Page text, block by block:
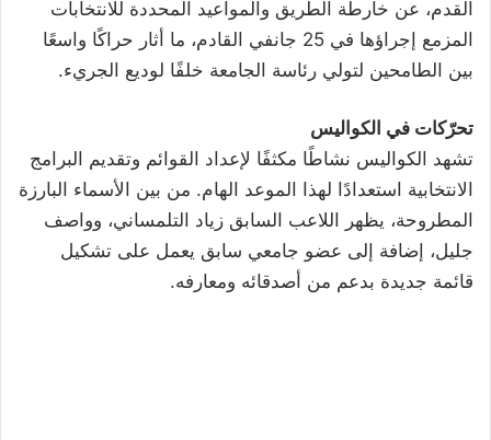
القدم، عن خارطة الطريق والمواعيد المحددة للانتخابات
المزمع إجراؤها في 25 جانفي القادم، ما أثار حراكًا واسعًا
بين الطامحين لتولي رئاسة الجامعة خلفًا لوديع الجريء.
تحرّكات في الكواليس
تشهد الكواليس نشاطًا مكثفًا لإعداد القوائم وتقديم البرامج
الانتخابية استعدادًا لهذا الموعد الهام. من بين الأسماء البارزة
المطروحة، يظهر اللاعب السابق زياد التلمساني، وواصف
جليل، إضافة إلى عضو جامعي سابق يعمل على تشكيل
قائمة جديدة بدعم من أصدقائه ومعارفه.